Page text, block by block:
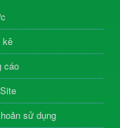
kê
cáo
sử dụng